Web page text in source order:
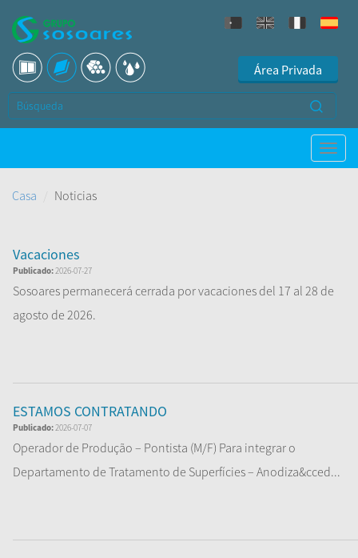
Área Privada
Casa Noticias
Vacaciones
Publicado:2026-07-27
Sosoares permanecerá cerrada por vacaciones del 17 al 28 de
agosto de 2026.
ESTAMOS CONTRATANDO
Publicado:2026-07-07
Operador de Produção – Pontista (M/F) Para integrar o
Departamento de Tratamento de Superfícies – Anodiza&cced...